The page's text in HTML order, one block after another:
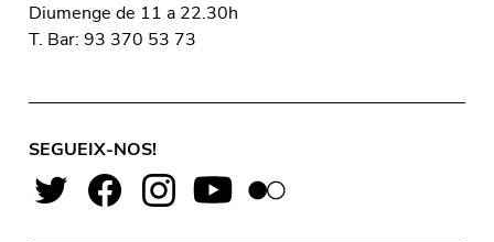
Diumenge de 11 a 22.30h
T. Bar: 93 370 53 73
SEGUEIX-NOS!